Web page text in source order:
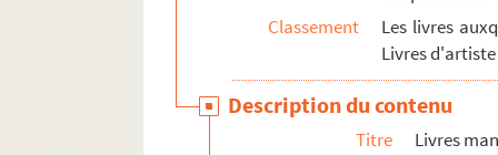
Classement
Les livres
Livres
Description du contenu
Titre Livres